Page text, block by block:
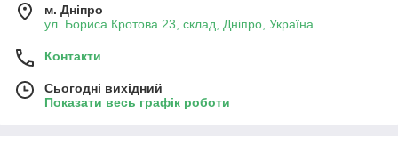
м. Дніпро
ул. Бориса Кротова 23, склад, Дніпро, Україна
Контакти
Сьогодні вихідний
Показати весь графік роботи